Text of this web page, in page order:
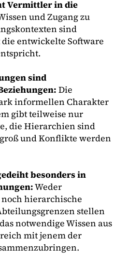
Vermittler in die
und Zugang zu
sind
entwickelte Software
sind
Die
informellen Charakter
gibt teilweise nur
die Hierarchien sind
und Konflikte werden
besonders in
Weder
hierarchische
stellen
notwendige Wissen aus
mit jenem der